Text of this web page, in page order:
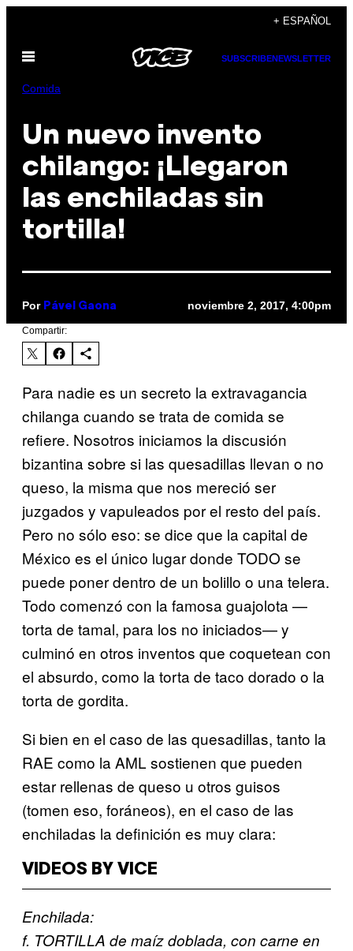
contenido
+ ESPAÑOL
Abrir
SUBSCRIBENEWSLETTER
Comida
Un nuevo invento
chilango: ¡Llegaron
las enchiladas sin
tortilla!
Por Pável Gaona noviembre 2, 2017, 4:00pm
Compartir:
Para nadie es un secreto la extravagancia
chilanga cuando se trata de comida se
refiere. Nosotros iniciamos la discusión
bizantina sobre si las quesadillas llevan o no
queso, la misma que nos mereció ser
juzgados y vapuleados por el resto del país.
Pero no sólo eso: se dice que la capital de
México es el único lugar donde TODO se
puede poner dentro de un bolillo o una telera.
Todo comenzó con la famosa guajolota —
torta de tamal, para los no iniciados— y
culminó en otros inventos que coquetean con
el absurdo, como la torta de taco dorado o la
torta de gordita.
Si bien en el caso de las quesadillas, tanto la
RAE como la AML sostienen que pueden
estar rellenas de queso u otros guisos
(tomen eso, foráneos), en el caso de las
enchiladas la definición es muy clara:
VIDEOS BY VICE
Enchilada:
f. TORTILLA de maíz doblada, con carne en